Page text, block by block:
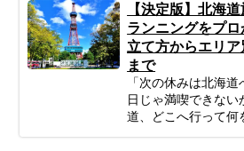
計画すれば、子連れ
験になります。 こ
ミリーが北海道旅行
めの、計画の立て方
対喜ぶおすすめス
ィ、ホテル選びの秘
な持ち物や注意点ま
【決定版】北海
ランニングをプ
立て方からエリ
まで
「次の休みは北海
日じゃ満喫できな
道、どこへ行って何